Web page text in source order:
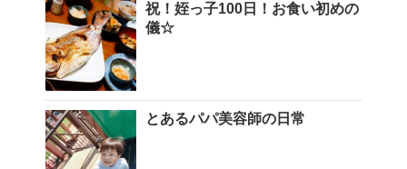
祝！姪っ子100日！お食い初めの
儀☆
とあるパパ美容師の日常